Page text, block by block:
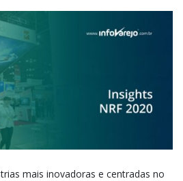
mais inovadoras e centradas no